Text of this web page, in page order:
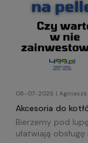
08-07-2026 |
Akcesoria do
Bierzemy pod
ułatwiają